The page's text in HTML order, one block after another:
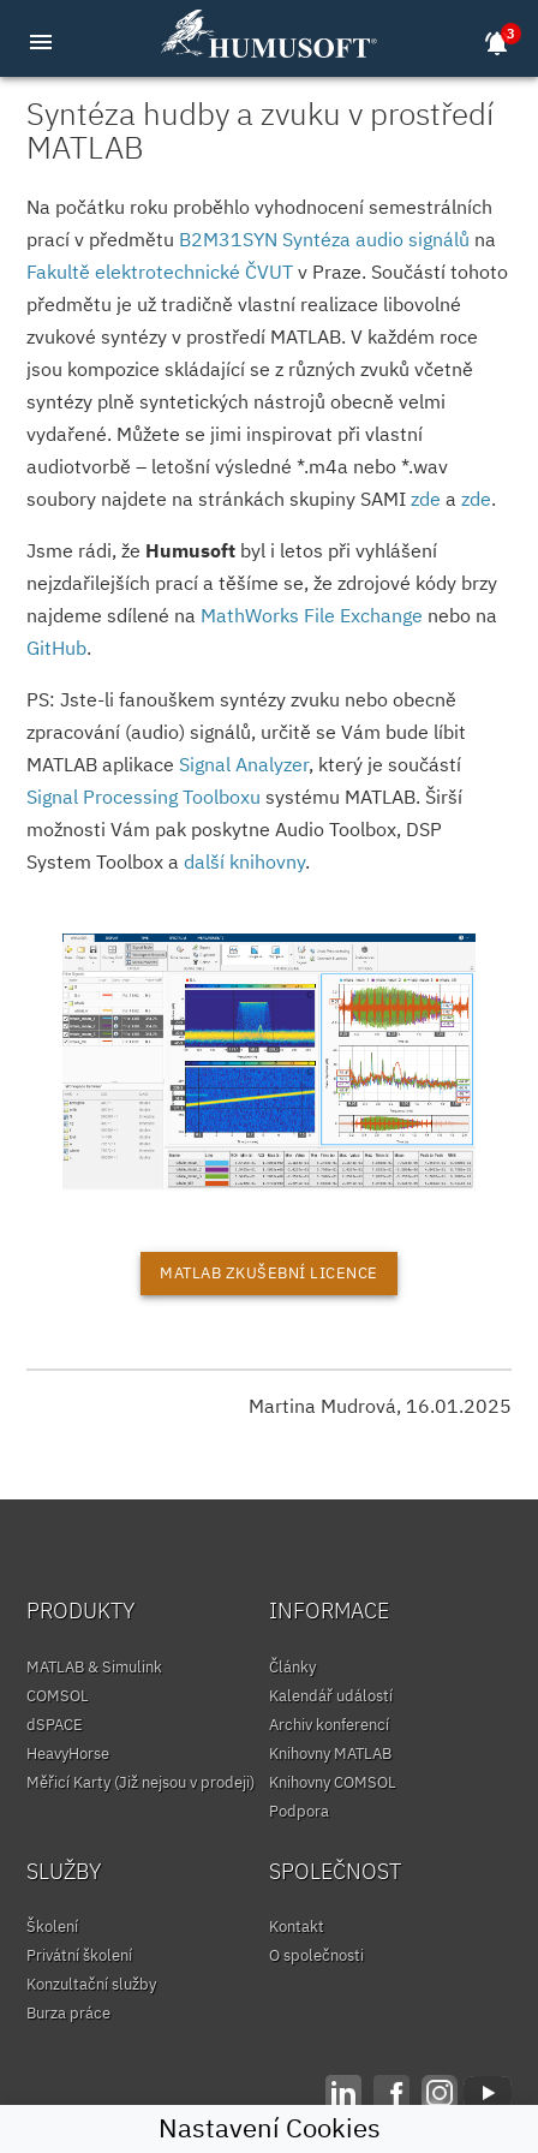
menu notifications_active3
Syntéza hudby a zvuku v prostředí
MATLAB
Na počátku roku proběhlo vyhodnocení semestrálních
prací v předmětu B2M31SYN Syntéza audio signálů na
Fakultě elektrotechnické ČVUT v Praze. Součástí tohoto
předmětu je už tradičně vlastní realizace libovolné
zvukové syntézy v prostředí MATLAB. V každém roce
jsou kompozice skládající se z různých zvuků včetně
syntézy plně syntetických nástrojů obecně velmi
vydařené. Můžete se jimi inspirovat při vlastní
audiotvorbě – letošní výsledné *.m4a nebo *.wav
soubory najdete na stránkách skupiny SAMIzde azde.
Jsme rádi, že Humusoft byl i letos při vyhlášení
nejzdařilejších prací a těšíme se, že zdrojové kódy brzy
najdeme sdílené na MathWorks File Exchange nebo na
GitHub.
PS: Jste-li fanouškem syntézy zvuku nebo obecně
zpracování (audio) signálů, určitě se Vám bude líbit
MATLAB aplikace Signal Analyzer, který je součástí
Signal Processing Toolboxu systému MATLAB. Širší
možnosti Vám pak poskytne Audio Toolbox, DSP
System Toolbox adalší knihovny.
MATLAB ZKUŠEBNÍ LICENCE
Martina Mudrová, 16.01.2025
Nastavení Cookies
PRODUKTY
MATLAB & Simulink
COMSOL
dSPACE
HeavyHorse
Měřicí Karty (Již nejsou v prodeji)
INFORMACE
Články
Kalendář událostí
Archiv konferencí
Knihovny MATLAB
Knihovny COMSOL
Podpora
SLUŽBY
Školení
Privátní školení
Konzultační služby
Burza práce
SPOLEČNOST
Kontakt
O společnosti